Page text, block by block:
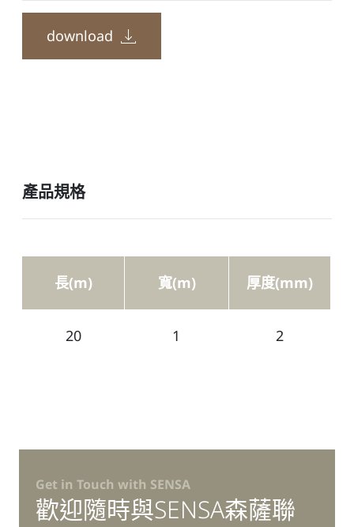
download
產品規格
長(m) 寬(m) 厚度(mm)
20 1 2
Get in Touch with SENSA
歡迎隨時與SENSA森薩聯